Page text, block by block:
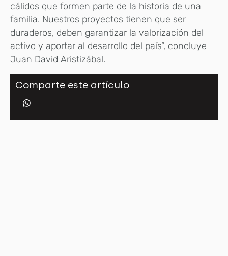
cálidos que formen parte de la historia de una
familia. Nuestros proyectos tienen que ser
duraderos, deben garantizar la valorización del
activo y aportar al desarrollo del país”, concluye
Juan David Aristizábal.
Comparte este artículo